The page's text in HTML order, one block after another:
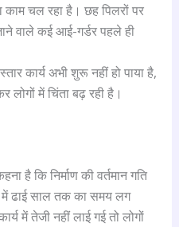
चल रहा है। छह पिलरों पर
वाले कई आई-गर्डर पहले ही
कार्य अभी शुरू नहीं हो पाया है,
लोगों में चिंता बढ़ रही है।
है कि निर्माण की वर्तमान गति
में ढाई साल तक का समय लग
में तेजी नहीं लाई गई तो लोगों